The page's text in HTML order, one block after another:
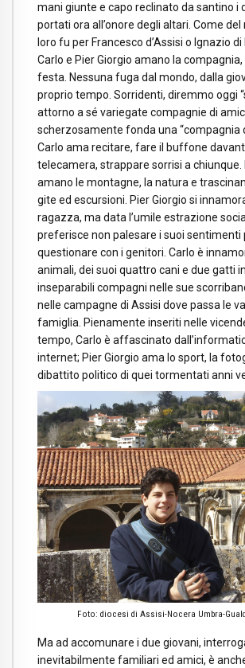
mani giunte e capo reclinato da santino i
portati ora all’onore degli altari. Come
loro fu per Francesco d’Assisi o Ignazio
Carlo e Pier Giorgio amano la
festa. Nessuna fuga dal mondo, dalla
proprio tempo. Sorridenti, diremmo oggi
attorno a sé variegate compagnie di
scherzosamente fonda una “compagnia
Carlo ama recitare, fare il buffone
telecamera, strappare sorrisi a chiunque.
amano le montagne, la natura e
gite ed escursioni. Pier Giorgio si
ragazza, ma data l’umile estrazione
preferisce non palesare i suoi sentimenti
questionare con i genitori. Carlo è
animali, dei suoi quattro cani e due gatti
inseparabili compagni nelle sue
nelle campagne di Assisi dove passa le
famiglia. Pienamente inseriti nelle
tempo, Carlo è affascinato
internet; Pier Giorgio ama lo sport, la
dibattito politico di quei tormentati anni
Foto: diocesi di Assisi-Nocera Umbra-
Ma ad accomunare i due giovani,
inevitabilmente familiari ed amici, è